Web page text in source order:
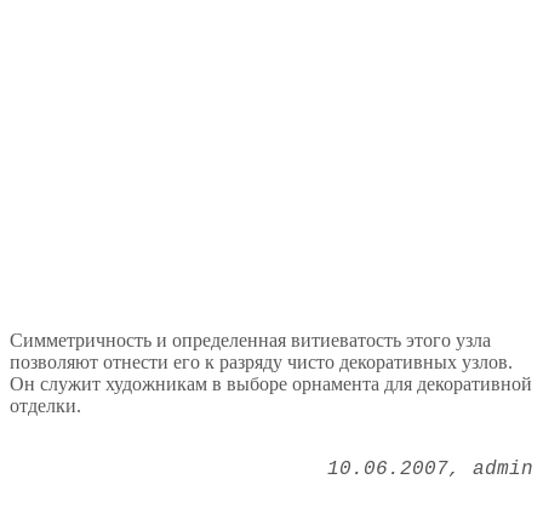
Симметричность и определенная витиеватость этого узла
позволяют отнести его к разряду чисто декоративных узлов.
Он служит художникам в выборе орнамента для декоративной
отделки.
10.06.2007 admin